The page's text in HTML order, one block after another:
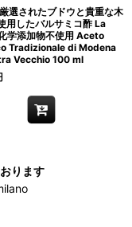
選されたブドウと貴重な木
用したバルサミコ酢 La
学添加物不使用 Aceto
Tradizionale di Modena
Vecchio 100 ml
ります